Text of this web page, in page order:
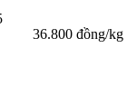
36.800 đồng/kg